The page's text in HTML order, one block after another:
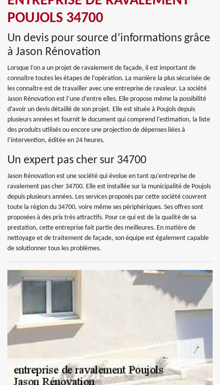
POUJOLS 34700
Un devis pour source d’informations grâce
à Jason Rénovation
Lorsque l’on a un projet de ravalement de façade, il est important de
connaître toutes les étapes de l’opération. La manière la plus sécurisée de
les connaître est de travailler avec une entreprise de ravaleur. La société
Jason Rénovation est l’une d’entre elles. Elle propose même la possibilité
d’avoir un devis détaillé de son projet. Elle est située à Poujols depuis
plusieurs années et fournit le document qui comprend l’estimation, la liste
des produits utilisés ou encore une projection de dépenses liées à
l’intervention, éditée en 24 heures.
Un expert pas cher sur 34700
Jason Rénovation est une société qui évolue en tant qu’entreprise de
ravalement pas cher 34700. Elle est installée sur la municipalité de Poujols
depuis plusieurs années. Les services proposés par cette société couvrent
toute la région du 34700, voire même ses périphériques. Ses offres sont
proposées à des prix très attractifs. Pour ce qui est de la qualité de sa
prestation, cette entreprise fait partie des meilleures. En matière de
nettoyage et de traitement de façade, son équipe est également capable
de solutionner tous les problèmes.